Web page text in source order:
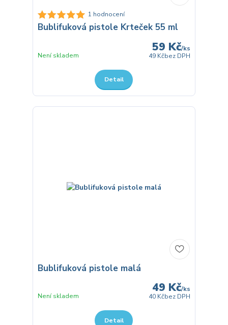
1 hodnocení
Bublifuková pistole Krteček 55 ml
59 Kč/ks
49 Kčbez DPH
Není skladem
Detail
Bublifuková pistole malá
49 Kč/ks
40 Kčbez DPH
Není skladem
Detail